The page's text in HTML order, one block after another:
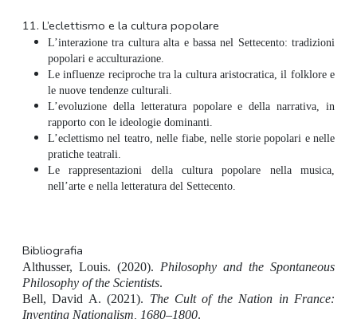
11. L’eclettismo e la cultura popolare
L’interazione tra cultura alta e bassa nel Settecento: tradizioni
popolari e acculturazione.
Le influenze reciproche tra la cultura aristocratica, il folklore e
le nuove tendenze culturali.
L’evoluzione della letteratura popolare e della narrativa, in
rapporto con le ideologie dominanti.
L’eclettismo nel teatro, nelle fiabe, nelle storie popolari e nelle
pratiche teatrali.
Le rappresentazioni della cultura popolare nella musica,
nell’arte e nella letteratura del Settecento.
Bibliografia
Althusser, Louis. (2020). Philosophy and the Spontaneous
Philosophy of the Scientists.
Bell, David A. (2021). The Cult of the Nation in France:
Inventing Nationalism, 1680–1800.